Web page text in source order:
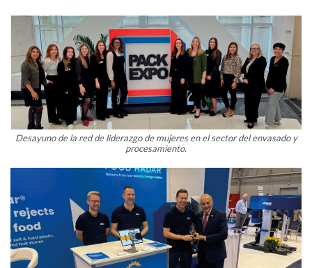
Desayuno de la red de liderazgo de mujeres en el sector del envasado y
procesamiento.